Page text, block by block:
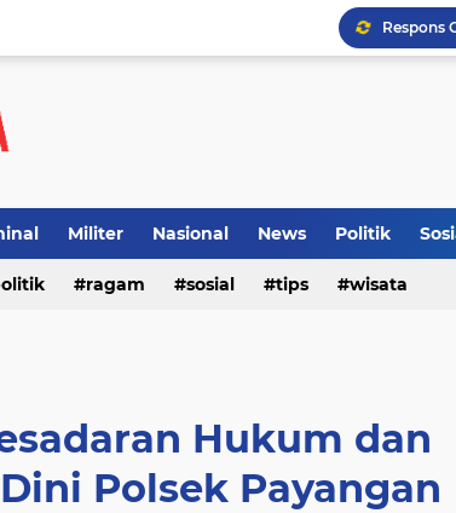
Klinik
Tradisi
Militer Nasional News Politik
ragam sosial tips wisata
Hukum dan
Polsek Payangan